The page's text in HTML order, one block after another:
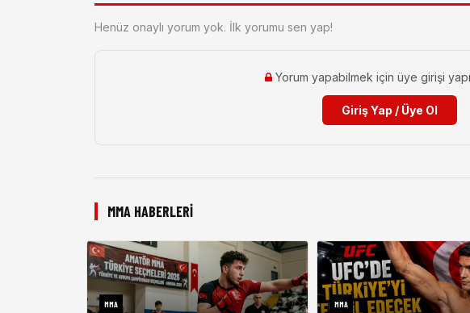
Henüz onaylı yorum yok. İlk yorumu sen yap!
Yorum yapabilmek için üye girişi
Giriş Yap / Üye Ol
MMA HABERLERI
MMA MMA